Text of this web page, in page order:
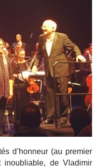
d’honneur (au premier
inoubliable, de Vladimir